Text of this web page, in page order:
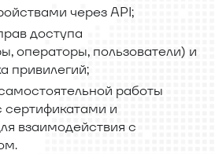
через API;
доступа
операторы, пользователи) и
привилегий;
работы
сертификатами и
взаимодействия с